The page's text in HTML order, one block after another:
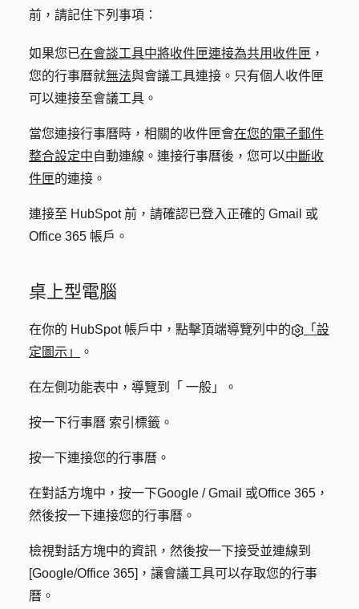
前，請記住下列事項：
如果您已在會談工具中將收件匣連接為共用收件匣 ，
您的行事曆就無法與會議工具連接。只有個人收件匣
可以連接至會議工具。
當您連接行事曆時，相關的收件匣會在您的電子郵件
整合設定中自動連線。連接行事曆後，您可以中斷收
件匣的連接。
連接至 HubSpot 前，請確認已登入正確的 Gmail 或
Office 365 帳戶。
桌上型電腦
在你的 HubSpot 帳戶中，點擊頂端導覽列中的
「設
定圖示」
。
在左側功能表中，導覽到「 一般 」。
按一下行事曆 索引標籤。
按一下連接您的行事曆 。
在對話方塊中，按一下Google / Gmail 或Office 365 ，
然後按一下連接您的行事曆 。
檢視對話方塊中的資訊，然後按一下接受並連線到
[Google/Office 365] ，讓會議工具可以存取您的行事
曆。